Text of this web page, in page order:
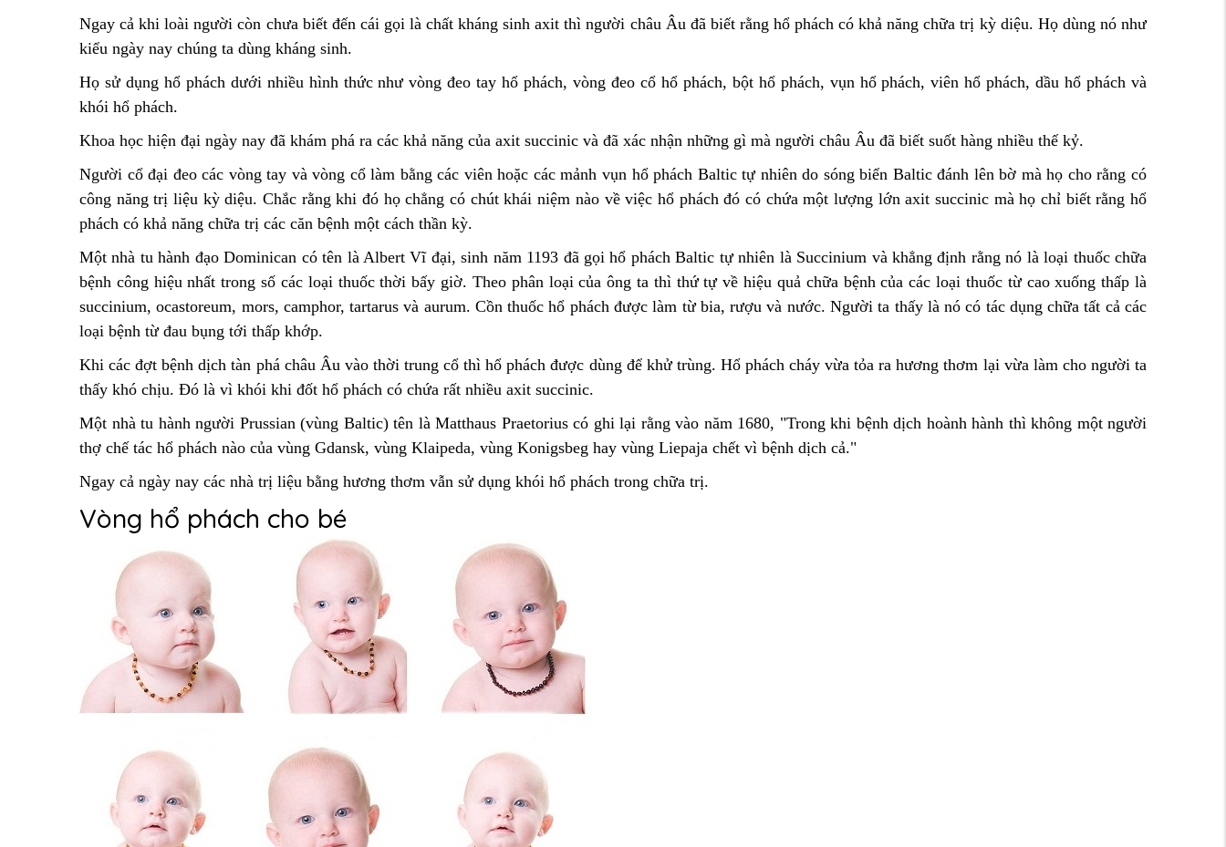
Ngay cả khi loài người còn chưa biết đến cái gọi là chất kháng sinh axit thì người châu Âu đã biết rằng hổ phách có khả năng chữa trị kỳ diệu. Họ dùng nó như
kiểu ngày nay chúng ta dùng kháng sinh.
Họ sử dụng hổ phách dưới nhiều hình thức như vòng đeo tay hổ phách, vòng đeo cổ hổ phách, bột hổ phách, vụn hổ phách, viên hổ phách, dầu hổ phách và
khói hổ phách.
Khoa học hiện đại ngày nay đã khám phá ra các khả năng của axit succinic và đã xác nhận những gì mà người châu Âu đã biết suốt hàng nhiều thế kỷ.
Người cổ đại đeo các vòng tay và vòng cổ làm bằng các viên hoặc các mảnh vụn hổ phách Baltic tự nhiên do sóng biển Baltic đánh lên bờ mà họ cho rằng có
công năng trị liệu kỳ diệu. Chắc rằng khi đó họ chẳng có chút khái niệm nào về việc hổ phách đó có chứa một lượng lớn axit succinic mà họ chỉ biết rằng hổ
phách có khả năng chữa trị các căn bệnh một cách thần kỳ.
Một nhà tu hành đạo Dominican có tên là Albert Vĩ đại, sinh năm 1193 đã gọi hổ phách Baltic tự nhiên là Succinium và khẳng định rằng nó là loại thuốc chữa
bệnh công hiệu nhất trong số các loại thuốc thời bấy giờ. Theo phân loại của ông ta thì thứ tự về hiệu quả chữa bệnh của các loại thuốc từ cao xuống thấp là
succinium, ocastoreum, mors, camphor, tartarus và aurum. Cồn thuốc hổ phách được làm từ bia, rượu và nước. Người ta thấy là nó có tác dụng chữa tất cả các
loại bệnh từ đau bụng tới thấp khớp.
Khi các đợt bệnh dịch tàn phá châu Âu vào thời trung cổ thì hổ phách được dùng để khử trùng. Hổ phách cháy vừa tỏa ra hương thơm lại vừa làm cho người ta
thấy khó chịu. Đó là vì khói khi đốt hổ phách có chứa rất nhiều axit succinic.
Một nhà tu hành người Prussian (vùng Baltic) tên là Matthaus Praetorius có ghi lại rằng vào năm 1680, "Trong khi bệnh dịch hoành hành thì không một người
thợ chế tác hổ phách nào của vùng Gdansk, vùng Klaipeda, vùng Konigsbeg hay vùng Liepaja chết vì bệnh dịch cả."
Ngay cả ngày nay các nhà trị liệu bằng hương thơm vẫn sử dụng khói hổ phách trong chữa trị.
Vòng hổ phách cho bé